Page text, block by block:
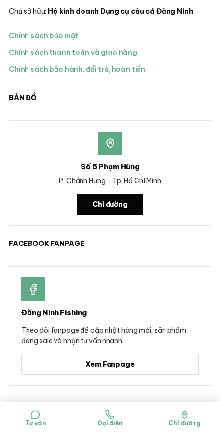
Chủ sở hữu: Hộ kinh doanh Dụng cụ câu cá Đăng Ninh
Chính sách bảo mật
Chính sách thanh toán và giao hàng
Chính sách bảo hành, đổi trả, hoàn tiền
BẢN ĐỒ
Số 5 Phạm Hùng
P. Chánh Hưng - Tp. Hồ Chí Minh
Chỉ đường
FACEBOOK FANPAGE
Đăng Ninh Fishing
Theo dõi fanpage để cập nhật hàng mới, sản phẩm
đang sale và nhận tư vấn nhanh.
Xem Fanpage
© 2026 Đăng Ninh Fishing - Hộ kinh doanh Dụng cụ câu cá Đăng Ninh
Mã số đăng ký kinh doanh: 0314781322